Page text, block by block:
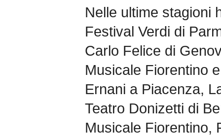
Nelle ultime stagioni
Festival Verdi di
Carlo Felice di
Musicale Fiorentino
Ernani a Piacenza,
Teatro Donizetti di
Musicale Fiorentino,